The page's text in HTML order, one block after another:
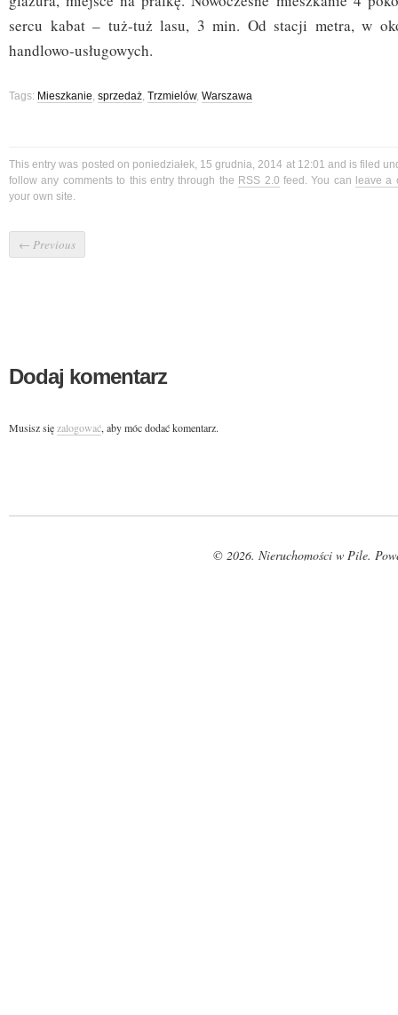
sercu kabat – tuż-tuż lasu, 3 min. Od stacji metra, w
handlowo-usługowych.
Tags: Mieszkanie, sprzedaż, Trzmielów, Warszawa
This entry was posted on poniedziałek, 15 grudnia, 2014 at 12:01 and is filed
follow any comments to this entry through the RSS 2.0 feed. You can leave a
your own site.
← Previous
Dodaj komentarz
Musisz sięzalogować, aby móc dodać komentarz.
© 2026. Nieruchomości w Pile.